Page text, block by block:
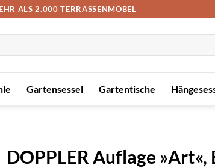
ALS 2.000 TERRASSENMÖBEL
Gartensessel Gartentische
DOPPLER Auflage »Art«,